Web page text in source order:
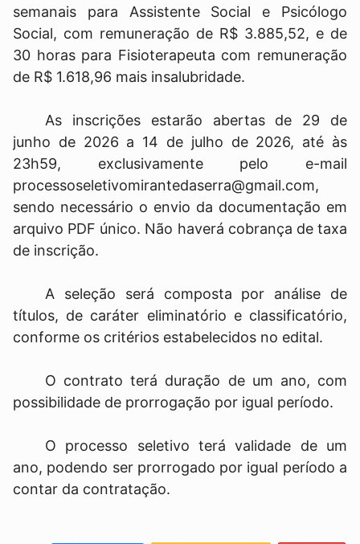
semanais para Assistente Social e Psicólogo
Social, com remuneração de R$ 3.885,52, e de
30 horas para Fisioterapeuta com remuneração
de R$ 1.618,96 mais insalubridade.
As inscrições estarão abertas de 29 de
junho de 2026 a 14 de julho de 2026, até às
23h59, exclusivamente pelo e-mail
processoseletivomirantedaserra@gmail.com,
sendo necessário o envio da documentação em
arquivo PDF único. Não haverá cobrança de taxa
de inscrição.
A seleção será composta por análise de
títulos, de caráter eliminatório e classificatório,
conforme os critérios estabelecidos no edital.
O contrato terá duração de um ano, com
possibilidade de prorrogação por igual período.
O processo seletivo terá validade de um
ano, podendo ser prorrogado por igual período a
contar da contratação.